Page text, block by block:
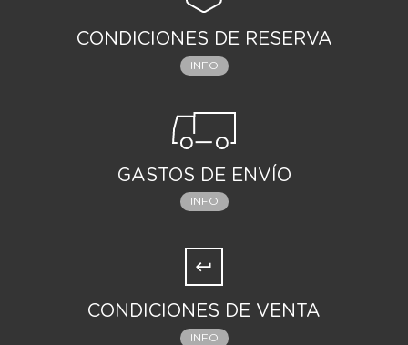
CONDICIONES DE RESERVA
INFO
GASTOS DE ENVÍO
INFO
CONDICIONES DE VENTA
INFO